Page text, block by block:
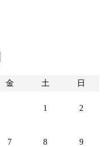
金 土 日
1 2
7 8 9